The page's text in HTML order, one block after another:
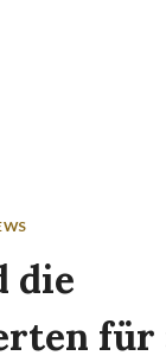
die
für